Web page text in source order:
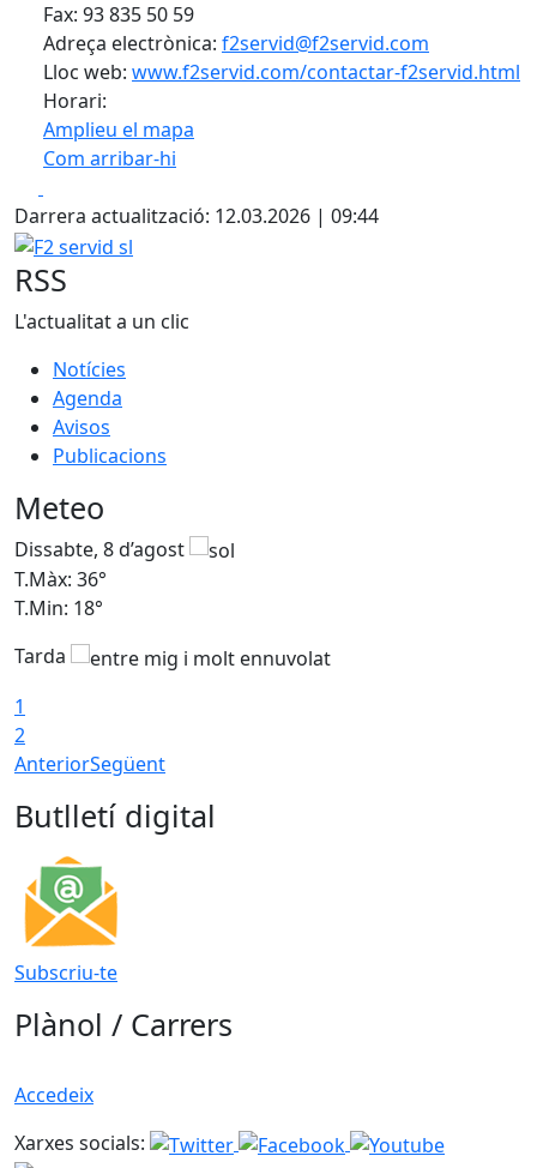
Fax: 93 835 50 59
Adreça electrònica: f2servid@f2servid.com
Lloc web: www.f2servid.com/contactar-f2servid.html
Horari:
Amplieu el mapa
Com arribar-hi
+
−
Darrera actualització: 12.03.2026 | 09:44
F2 servid sl
RSS
L'actualitat a un clic
Notícies
Agenda
Avisos
Publicacions
Meteo
Dissabte, 8 d’agost
T.Màx: 36°
T.Min: 18°
Tarda
1
2
AnteriorSegüent
Butlletí digital
Subscriu-te
Plànol / Carrers
Accedeix
Xarxes socials: